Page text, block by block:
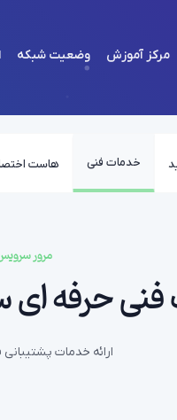
مرکز آموزش وضعیت شبکه
هاست خدمات فنی
مرور
حرفه ای
ارائه خدمات